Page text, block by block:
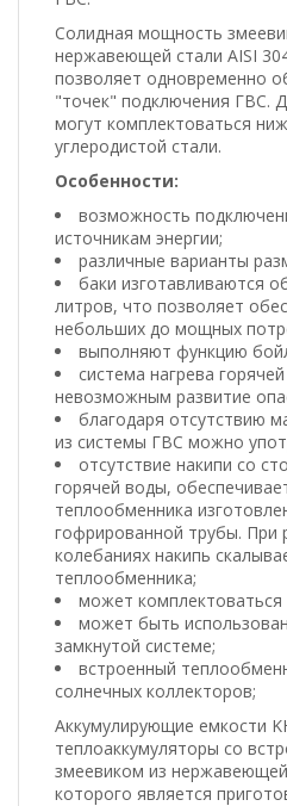
Солидная мощность
нержавеющей стали AISI
позволяет одновременно
"точек" подключения ГВС.
могут комплектоваться
углеродистой стали.
Особенности:
возможность
источникам энергии;
различные варианты
баки изготавливаются
литров, что позволяет
небольших до мощных
выполняют функцию
система нагрева
невозможным развитие
благодаря отсутствию
из системы ГВС можно
отсутствие накипи со
горячей воды,
теплообменника
гофрированной трубы. При
колебаниях накипь
теплообменника;
может
может быть
замкнутой системе;
встроенный
солнечных коллекторов;
Аккумулирующие емкости
теплоаккумуляторы со
змеевиком из
которого является